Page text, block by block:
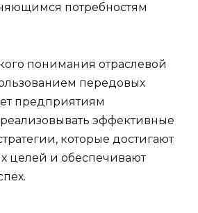
потребностям
понимания отраслевой
передовых
предприятиям
реализовывать эффективные
которые достигают
целей и обеспечивают